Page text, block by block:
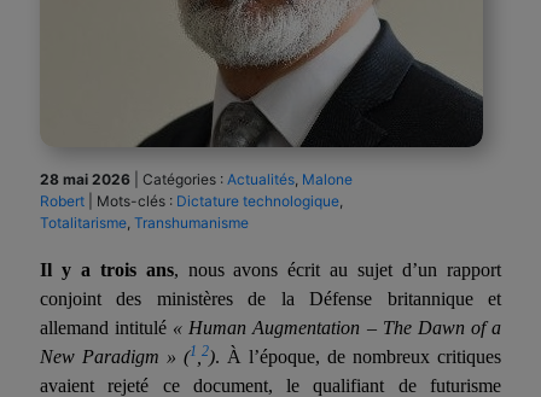
28 mai 2026 Catégories : Actualités Malone
Robert
Mots-clés : Dictature technologique
Totalitarisme Transhumanisme
Il y a trois ans, nous avons écrit au sujet d’un rapport
conjoint des ministères de la Défense britannique et
allemand intitulé « Human Augmentation – The Dawn of a
New Paradigm » (1 2). À l’époque, de nombreux critiques
avaient rejeté ce document, le qualifiant de futurisme